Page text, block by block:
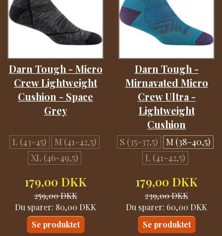
Darn Tough - Micro
Crew Lightweight
Cushion - Space
Grey
L (43-45)
M (41-42,5)
XL (46-49,5)
179,00 DKK
259,00 DKK
Du sparer: 80,00 DKK
Se produktet
Darn Tough -
Mirnavated Micro
Crew Ultra -
Lightweight
Cushion
S (35-37,5)
M (38-40,5)
L (41-42,5)
179,00 DKK
239,00 DKK
Du sparer: 60,00 DKK
Se produktet